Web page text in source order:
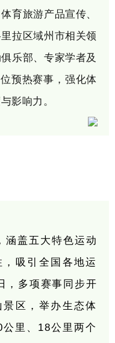
育旅游产品宣传、
拉区域州市相关领
乐部、专家学者及
预热赛事，强化体
影响力。
涵盖五大特色运动
吸引全国各地运
，多项赛事同步开
区，举办生态体
里、18公里两个